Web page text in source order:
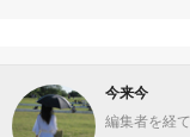
今来今
編集者を経